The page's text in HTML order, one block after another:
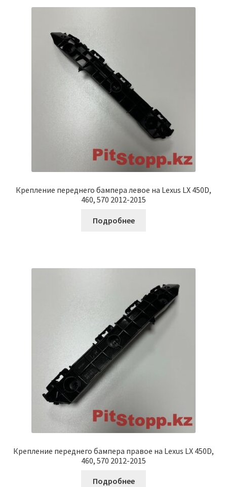
Крепление переднего бампера левое на Lexus LX 450D,
460, 570 2012-2015
Подробнее
Крепление переднего бампера правое на Lexus LX 450D,
460, 570 2012-2015
Подробнее